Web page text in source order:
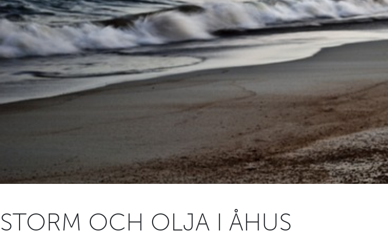
STORM OCH OLJA I ÅHUS